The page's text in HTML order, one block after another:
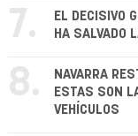
7.
EL DECISIVO
HA SALVADO
8.
NAVARRA
ESTAS SON
VEHÍCULOS